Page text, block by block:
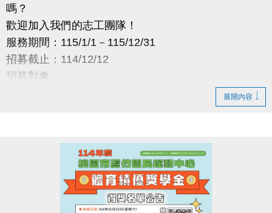
嗎？
歡迎加入我們的志工團隊！
服務期間：115/1/1－115/12/31
招募截止：114/12/12
招募對象
蘆竹國民運動中心
08:00-12:00／12:00-16:00／16:00-20:00
（依需求安排）
展開內容